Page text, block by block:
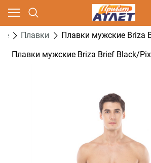
Плавки
Плавки мужские Briza
Плавки мужские Briza Brief Black/
Ваш город - Москва,
угадали?
ДА НЕТ